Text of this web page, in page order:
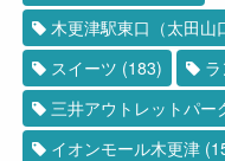
木更津駅東口（太田山
スイーツ (183)
三井アウトレットパー
イオンモール木更津